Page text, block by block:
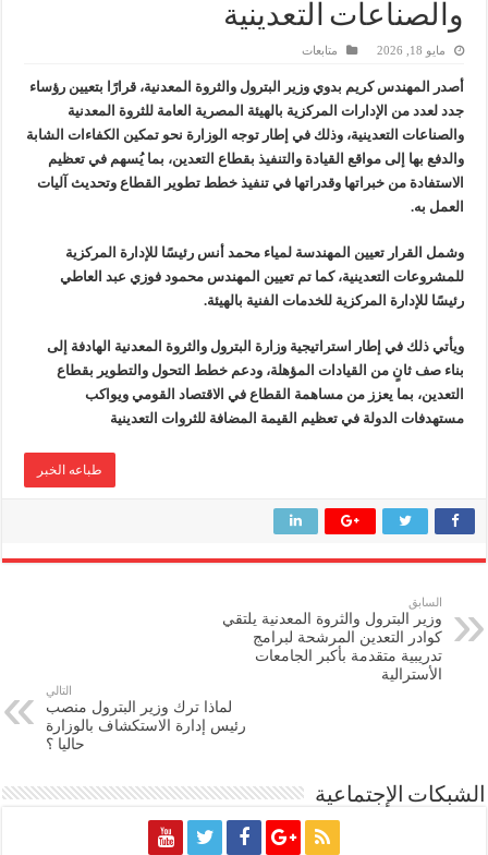
والصناعات التعدينية
مايو 18, 2026 متابعات
أصدر المهندس كريم بدوي وزير البترول والثروة المعدنية، قرارًا بتعيين رؤساء
جدد لعدد من الإدارات المركزية بالهيئة المصرية العامة للثروة المعدنية
والصناعات التعدينية، وذلك في إطار توجه الوزارة نحو تمكين الكفاءات الشابة
والدفع بها إلى مواقع القيادة والتنفيذ بقطاع التعدين، بما يُسهم في تعظيم
الاستفادة من خبراتها وقدراتها في تنفيذ خطط تطوير القطاع وتحديث آليات
العمل به.
وشمل القرار تعيين المهندسة لمياء محمد أنس رئيسًا للإدارة المركزية
للمشروعات التعدينية، كما تم تعيين المهندس محمود فوزي عبد العاطي
رئيسًا للإدارة المركزية للخدمات الفنية بالهيئة.
ويأتي ذلك في إطار استراتيجية وزارة البترول والثروة المعدنية الهادفة إلى
بناء صف ثانٍ من القيادات المؤهلة، ودعم خطط التحول والتطوير بقطاع
التعدين، بما يعزز من مساهمة القطاع في الاقتصاد القومي ويواكب
مستهدفات الدولة في تعظيم القيمة المضافة للثروات التعدينية
طباعه الخبر
السابق
وزير البترول والثروة المعدنية يلتقي
كوادر التعدين المرشحة لبرامج
تدريبية متقدمة بأكبر الجامعات
الأسترالية
التالي
لماذا ترك وزير البترول منصب
رئيس إدارة الاستكشاف بالوزارة
حاليا ؟
الشبكات الإجتماعية